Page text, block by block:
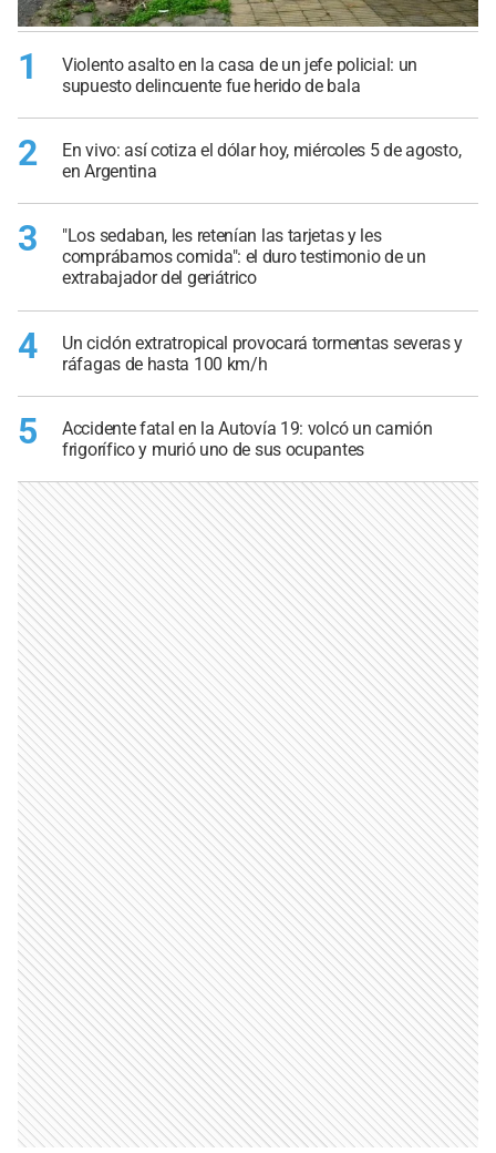
1
Violento asalto en la casa de un jefe policial: un
supuesto delincuente fue herido de bala
2
En vivo: así cotiza el dólar hoy, miércoles 5 de agosto,
en Argentina
3
"Los sedaban, les retenían las tarjetas y les
comprábamos comida": el duro testimonio de un
extrabajador del geriátrico
4
Un ciclón extratropical provocará tormentas severas y
ráfagas de hasta 100 km/h
5
Accidente fatal en la Autovía 19: volcó un camión
frigorífico y murió uno de sus ocupantes